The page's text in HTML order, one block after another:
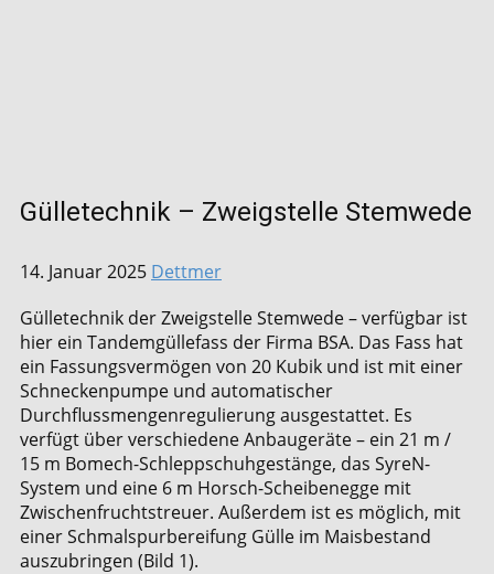
Gülletechnik – Zweigstelle Stemwede
14. Januar 2025 Dettmer
Gülletechnik der Zweigstelle Stemwede – verfügbar ist
hier ein Tandemgüllefass der Firma BSA. Das Fass hat
ein Fassungsvermögen von 20 Kubik und ist mit einer
Schneckenpumpe und automatischer
Durchflussmengenregulierung ausgestattet. Es
verfügt über verschiedene Anbaugeräte – ein 21 m /
15 m Bomech-Schleppschuhgestänge, das SyreN-
System und eine 6 m Horsch-Scheibenegge mit
Zwischenfruchtstreuer. Außerdem ist es möglich, mit
einer Schmalspurbereifung Gülle im Maisbestand
auszubringen (Bild 1).